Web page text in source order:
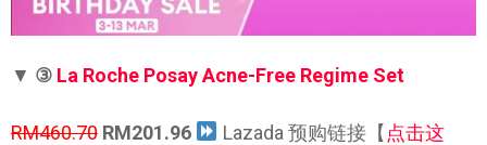
▼ ③ La Roche Posay Acne-Free Regime Set
RM460.70 RM201.96 Lazada 预购链接【点击这